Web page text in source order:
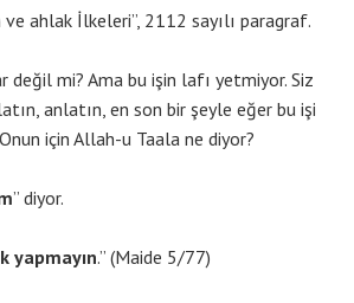
ahlak İlkeleri”, 2112 sayılı paragraf.
değil mi? Ama bu işin lafı yetmiyor. Siz
anlatın, en son bir şeyle eğer bu işi
için Allah-u Taala ne diyor?
” diyor.
yapmayın.” (Maide 5/77)